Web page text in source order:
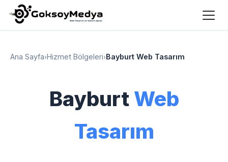
Ana Sayfa›Hizmet Bölgeleri›Bayburt Web Tasarım
Bayburt Web
Tasarım